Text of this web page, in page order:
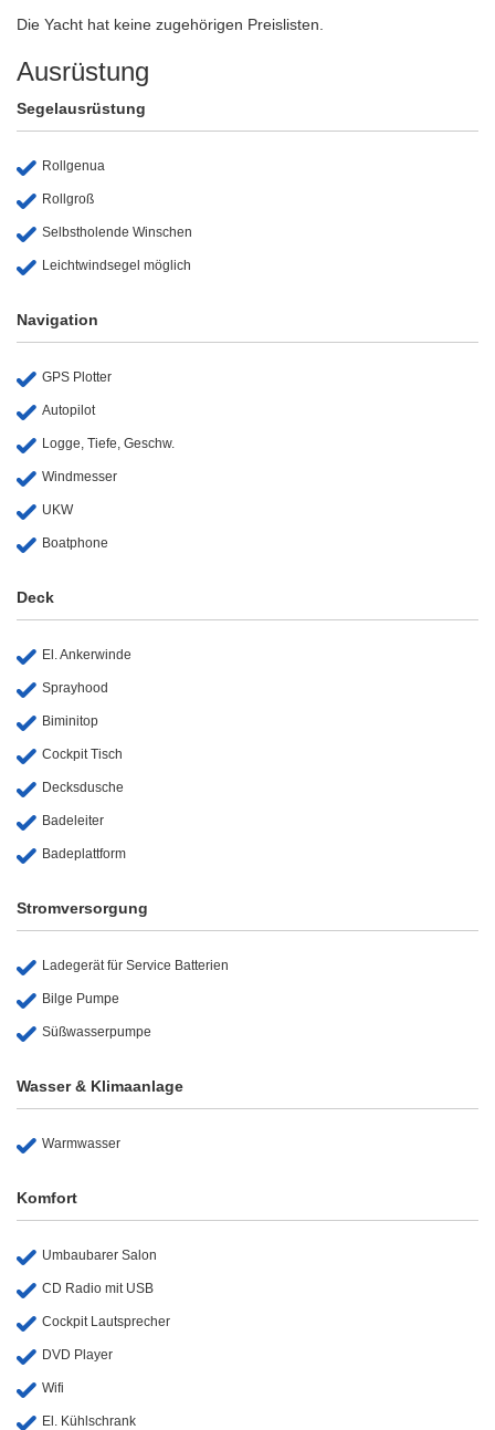
Die Yacht hat keine zugehörigen Preislisten.
Ausrüstung
Segelausrüstung
Rollgenua
Rollgroß
Selbstholende Winschen
Leichtwindsegel möglich
Navigation
GPS Plotter
Autopilot
Logge, Tiefe, Geschw.
Windmesser
UKW
Boatphone
Deck
El. Ankerwinde
Sprayhood
Biminitop
Cockpit Tisch
Decksdusche
Badeleiter
Badeplattform
Stromversorgung
Ladegerät für Service Batterien
Bilge Pumpe
Süßwasserpumpe
Wasser & Klimaanlage
Warmwasser
Komfort
Umbaubarer Salon
CD Radio mit USB
Cockpit Lautsprecher
DVD Player
Wifi
El. Kühlschrank